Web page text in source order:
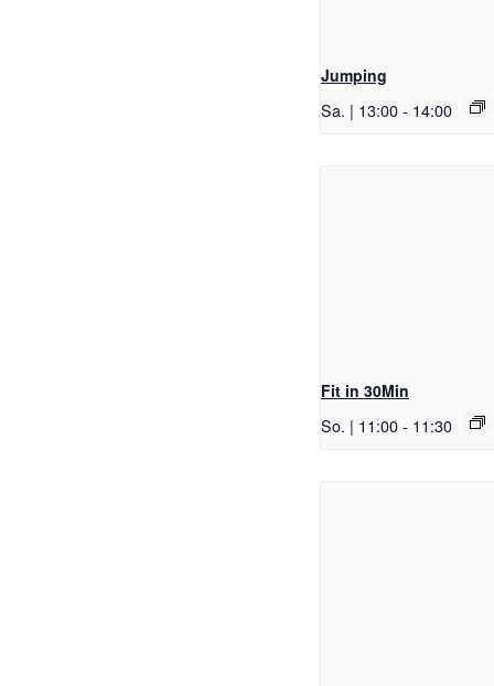
Jumping
Sa. | 13:00- 14:00
Fit in 30Min
So. | 11:00- 11:30